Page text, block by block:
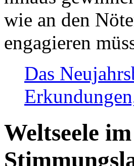
wie an den
engagieren
Das
Weltseele